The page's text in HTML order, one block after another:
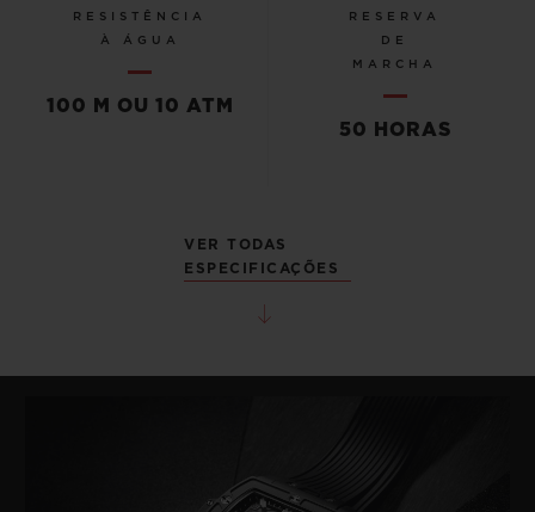
RESISTÊNCIA
À ÁGUA
100 M OU 10 ATM
RESERVA
DE
MARCHA
50 HORAS
VER TODAS
ESPECIFICAÇÕES